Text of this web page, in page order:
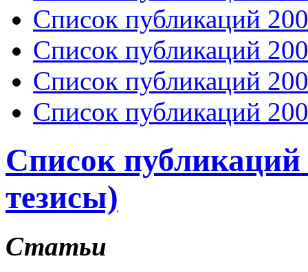
Список публикаций
Список публикаций
Список публикаций
Список публикаций
Список публикаций
тезисы)
Статьи